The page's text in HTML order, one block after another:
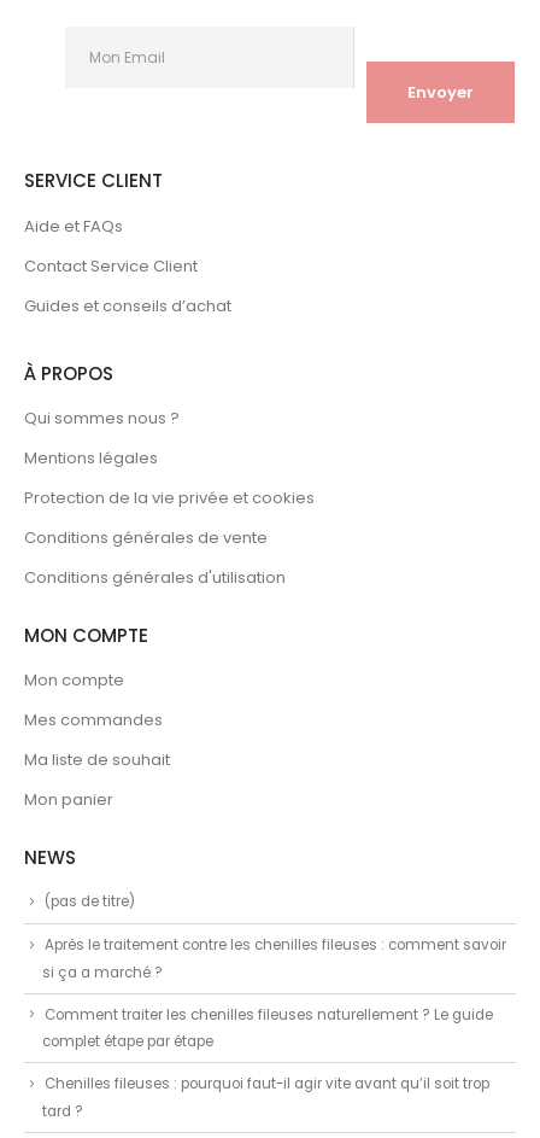
SERVICE CLIENT
Aide et FAQs
Contact Service Client
Guides et conseils d’achat
À PROPOS
Qui sommes nous ?
Mentions légales
Protection de la vie privée et cookies
Conditions générales de vente
Conditions générales d'utilisation
MON COMPTE
Mon compte
Mes commandes
Ma liste de souhait
Mon panier
NEWS
(pas de titre)
Après le traitement contre les chenilles fileuses : comment savoir
si ça a marché ?
Comment traiter les chenilles fileuses naturellement ? Le guide
complet étape par étape
Chenilles fileuses : pourquoi faut-il agir vite avant qu’il soit trop
tard ?